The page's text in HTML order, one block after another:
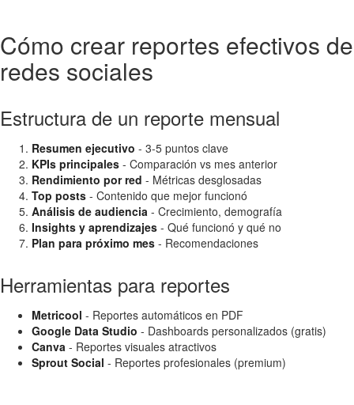
Cómo crear reportes efectivos de
redes sociales
Estructura de un reporte mensual
Resumen ejecutivo - 3-5 puntos clave
KPIs principales - Comparación vs mes anterior
Rendimiento por red - Métricas desglosadas
Top posts - Contenido que mejor funcionó
Análisis de audiencia - Crecimiento, demografía
Insights y aprendizajes - Qué funcionó y qué no
Plan para próximo mes - Recomendaciones
Herramientas para reportes
Metricool - Reportes automáticos en PDF
Google Data Studio - Dashboards personalizados (gratis)
Canva - Reportes visuales atractivos
Sprout Social - Reportes profesionales (premium)